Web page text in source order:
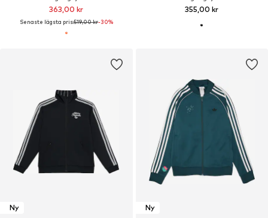
363,00 kr
Senaste lägsta pris:519,00 kr-30%
355,00 kr
Ny Ny